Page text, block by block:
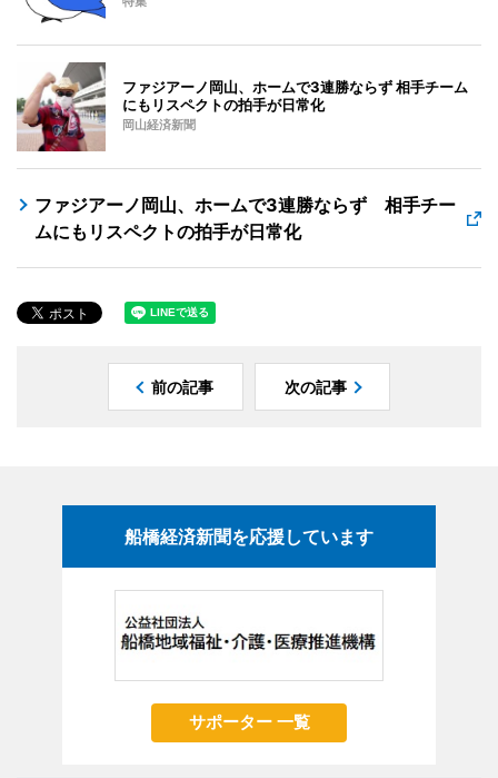
ファジアーノ岡山、ホームで3連勝ならず 相手チーム
にもリスペクトの拍手が日常化
岡山経済新聞
ファジアーノ岡山、ホームで3連勝ならず 相手チー
ムにもリスペクトの拍手が日常化
前の記事 次の記事
船橋経済新聞を応援しています
サポーター 一覧